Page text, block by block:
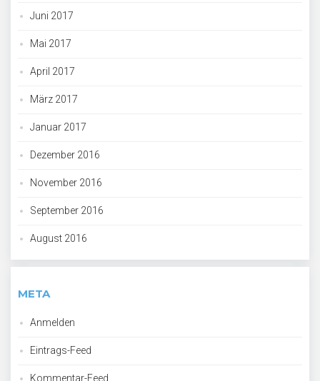
Juni 2017
Mai 2017
April 2017
März 2017
Januar 2017
Dezember 2016
November 2016
September 2016
August 2016
META
Anmelden
Eintrags-Feed
Kommentar-Feed